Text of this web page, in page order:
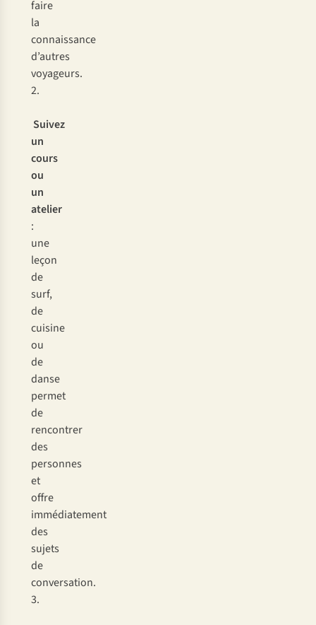
faire
la
connaissance
d’autres
voyageurs.
2.
Suivez
un
cours
ou
un
atelier
:
une
leçon
de
surf,
de
cuisine
ou
de
danse
permet
de
rencontrer
des
personnes
et
offre
immédiatement
des
sujets
de
conversation.
3.